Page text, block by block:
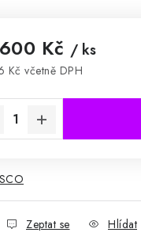
Kč / ks
Kč včetně DPH
Zeptat se Hlídat